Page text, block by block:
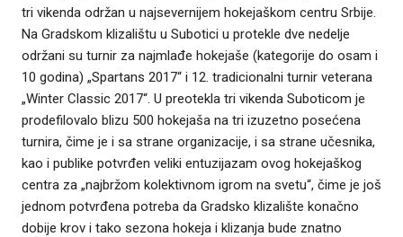
tri vikenda održan u najsevernijem hokejaškom centru Srbije.
Na Gradskom klizalištu u Subotici u protekle dve nedelje
održani su turnir za najmlađe hokejaše (kategorije do osam i
10 godina) „Spartans 2017“ i 12. tradicionalni turnir veterana
„Winter Classic 2017“. U preotekla tri vikenda Suboticom je
prodefilovalo blizu 500 hokejaša na tri izuzetno posećena
turnira, čime je i sa strane organizacije, i sa strane učesnika,
kao i publike potvrđen veliki entuzijazam ovog hokejaškog
centra za „najbržom kolektivnom igrom na svetu“, čime je još
jednom potvrđena potreba da Gradsko klizalište konačno
dobije krov i tako sezona hokeja i klizanja bude znatno